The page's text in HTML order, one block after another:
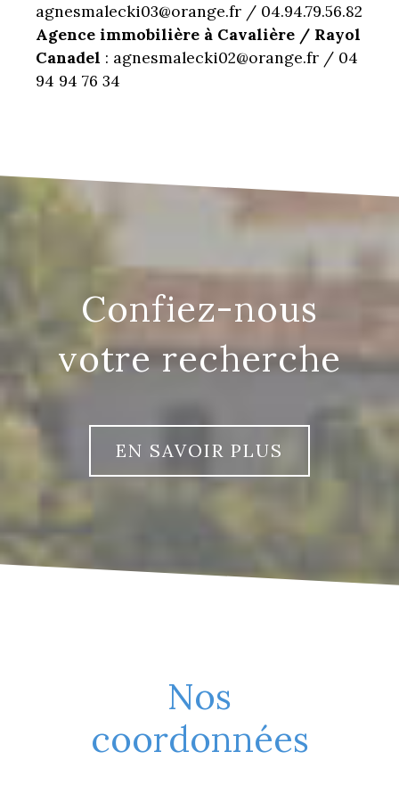
agnesmalecki03@orange.fr / 04.94.79.56.82
Agence immobilière à Cavalière / Rayol
Canadel : agnesmalecki02@orange.fr / 04
94 94 76 34
confiez-nous
votre recherche
EN SAVOIR PLUS
Nos
coordonnées